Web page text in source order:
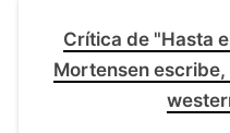
Crítica de "Hasta
Mortensen